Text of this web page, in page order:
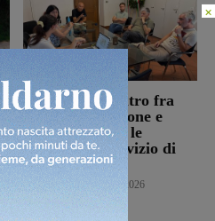
Reggello: incontro fra
l’Amministrazione e
Alia, sul tavolo le
criticità nel servizio di
raccolta rifiuti
Reggello 7 Agosto 2026
×